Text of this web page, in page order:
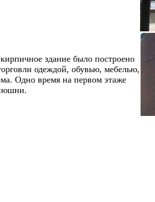
здание было построено
одеждой, обувью, мебелью,
. Одно время на первом этаже